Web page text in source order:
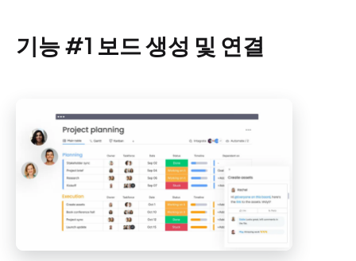
기능 #1 보드 생성 및 연결